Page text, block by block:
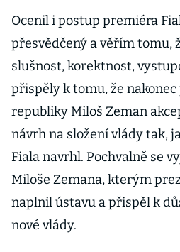
Ocenil i postup premiéra
přesvědčený a věřím tomu,
slušnost, korektnost,
přispěly k tomu, že
republiky Miloš Zeman
návrh na složení vlády tak,
Fiala navrhl. Pochvalně se
Miloše Zemana, kterým
naplnil ústavu a přispěl k
nové vlády.